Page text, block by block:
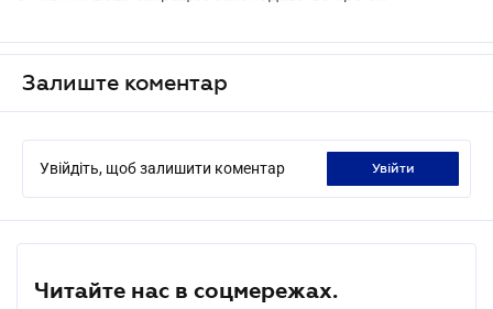
Залиште коментар
Увійдіть, щоб залишити коментар увійти
Читайте нас в соцмережах.